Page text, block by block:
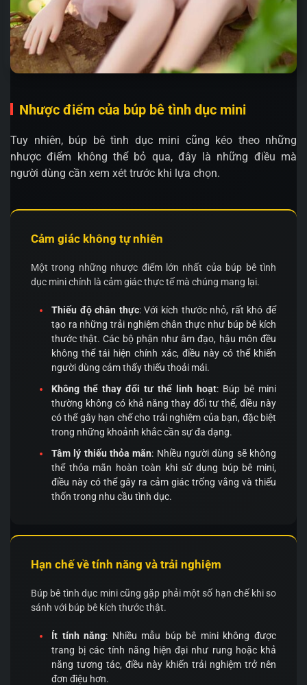
Nhược điểm của búp bê tình dục mini
Tuy nhiên, búp bê tình dục mini cũng kéo theo những
nhược điểm không thể bỏ qua, đây là những điều mà
người dùng cần xem xét trước khi lựa chọn.
Cảm giác không tự nhiên
Một trong những nhược điểm lớn nhất của búp bê tình
dục mini chính là cảm giác thực tế mà chúng mang lại.
Thiếu độ chân thực: Với kích thước nhỏ, rất khó để
tạo ra những trải nghiệm chân thực như búp bê kích
thước thật. Các bộ phận như âm đạo, hậu môn đều
không thể tái hiện chính xác, điều này có thể khiến
người dùng cảm thấy thiếu thoải mái.
Không thể thay đổi tư thế linh hoạt: Búp bê mini
thường không có khả năng thay đổi tư thế, điều này
có thể gây hạn chế cho trải nghiệm của bạn, đặc biệt
trong những khoảnh khắc cần sự đa dạng.
Tâm lý thiếu thỏa mãn: Nhiều người dùng sẽ không
thể thỏa mãn hoàn toàn khi sử dụng búp bê mini,
điều này có thể gây ra cảm giác trống vắng và thiếu
thốn trong nhu cầu tình dục.
Hạn chế về tính năng và trải nghiệm
Búp bê tình dục mini cũng gặp phải một số hạn chế khi so
sánh với búp bê kích thước thật.
Ít tính năng: Nhiều mẫu búp bê mini không được
trang bị các tính năng hiện đại như rung hoặc khả
năng tương tác, điều này khiến trải nghiệm trở nên
đơn điệu hơn.